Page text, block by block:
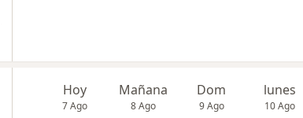
Hoy
7 Ago
Mañana
8 Ago
Dom
9 Ago
lunes
10 Ago